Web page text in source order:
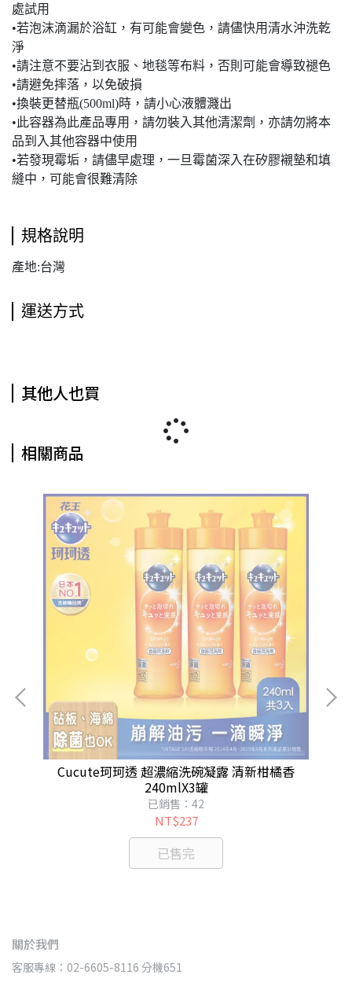
處試用
•若泡沫滴漏於浴缸，有可能會變色，請儘快用清水沖洗乾
淨
•請注意不要沾到衣服、地毯等布料，否則可能會導致褪色
•請避免摔落，以免破損
•換裝更替瓶(500ml)時，請小心液體濺出
•此容器為此產品專用，請勿裝入其他清潔劑，亦請勿將本
品到入其他容器中使用
•若發現霉垢，請儘早處理，一旦霉菌深入在矽膠襯墊和填
縫中，可能會很難清除
規格說明
產地:台灣
運送方式
其他人也買
相關商品
Cucute珂珂透 超濃縮洗碗凝露 清新柑橘香
240mlX3罐
已銷售：42
NT$237
已售完
關於我們
客服專線：02-6605-8116 分機651